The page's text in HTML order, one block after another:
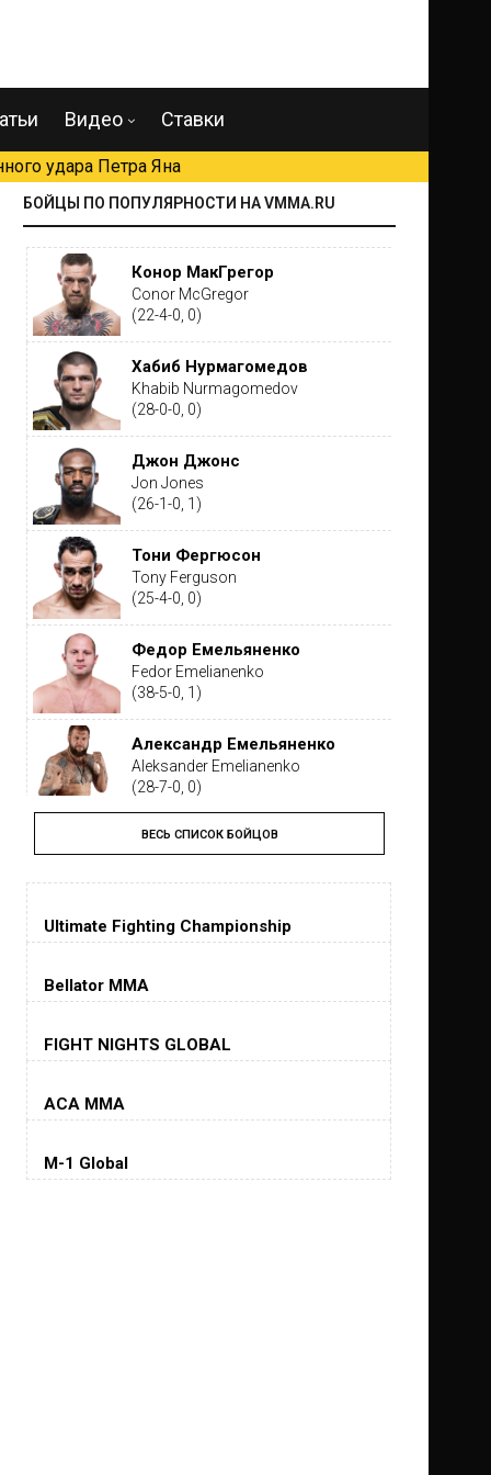
Видео Ставки
удара Петра Яна
БОЙЦЫ ПО ПОПУЛЯРНОСТИ НА VMMA.RU
Конор МакГрегор
Conor McGregor
(22-4-0, 0)
Хабиб Нурмагомедов
Khabib Nurmagomedov
(28-0-0, 0)
Джон Джонс
Jon Jones
(26-1-0, 1)
Тони Фергюсон
Tony Ferguson
(25-4-0, 0)
Федор Емельяненко
Fedor Emelianenko
(38-5-0, 1)
Александр Емельяненко
Aleksander Emelianenko
(28-7-0, 0)
Тайрон Вудли
Tyron Woodley
(19-5-1, 0)
Дастин Порье
(26-6-0, 1)
Jorge Masvidal
Колби Ковингтон
ВЕСЬ СПИСОК БОЙЦОВ
Ultimate Fighting Championship
Bellator MMA
FIGHT NIGHTS GLOBAL
ACA MMA
M-1 Global